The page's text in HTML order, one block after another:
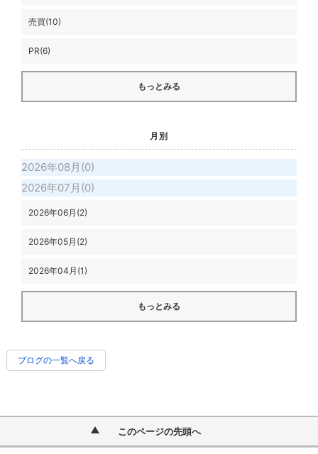
売買(10)
PR(6)
もっとみる
月別
2026年08月(0)
2026年07月(0)
2026年06月(2)
2026年05月(2)
2026年04月(1)
もっとみる
ブログの一覧へ戻る
このページの先頭へ